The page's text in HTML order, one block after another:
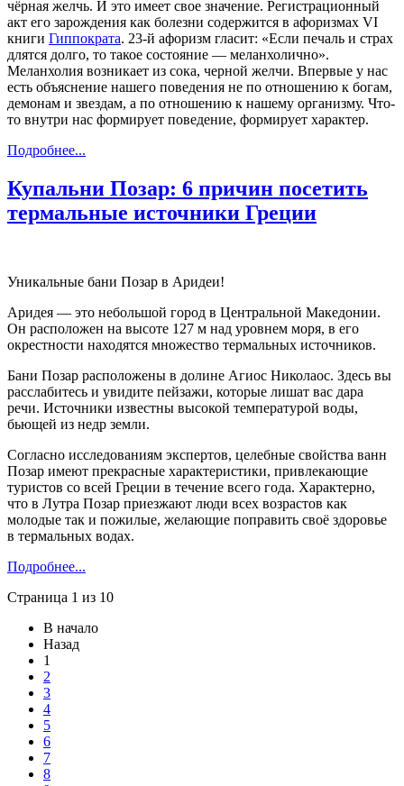
чёрная желчь. И это имеет свое значение. Регистрационный
акт его зарождения как болезни содержится в афоризмах VI
книги Гиппократа. 23-й афоризм гласит: «Если печаль и страх
длятся долго, то такое состояние — меланхолично».
Меланхолия возникает из сока, черной желчи. Впервые у нас
есть объяснение нашего поведения не по отношению к богам,
демонам и звездам, а по отношению к нашему организму. Что-
то внутри нас формирует поведение, формирует характер.
Подробнее...
Купальни Позар: 6 причин посетить
термальные источники Греции
Уникальные бани Позар в Аридеи!
Аридея — это небольшой город в Центральной Македонии.
Он расположен на высоте 127 м над уровнем моря, в его
окрестности находятся множество термальных источников.
Бани Позар расположены в долине Агиос Николаос. Здесь вы
расслабитесь и увидите пейзажи, которые лишат вас дара
речи. Источники известны высокой температурой воды,
бьющей из недр земли.
Согласно исследованиям экспертов, целебные свойства ванн
Позар имеют прекрасные характеристики, привлекающие
туристов со всей Греции в течение всего года. Характерно,
что в Лутра Позар приезжают люди всех возрастов как
молодые так и пожилые, желающие поправить своё здоровье
в термальных водах.
Подробнее...
Страница 1 из 10
В начало
Назад
1
2
3
4
5
6
7
8